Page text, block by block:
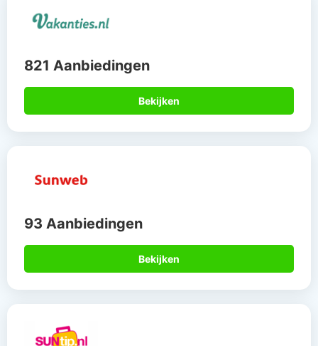
821 Aanbiedingen
Bekijken
93 Aanbiedingen
Bekijken